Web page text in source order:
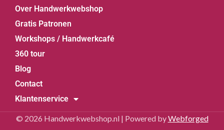
Over Handwerkwebshop
Gratis Patronen
Workshops / Handwerkcafé
360 tour
Blog
Contact
Klantenservice
© 2026 Handwerkwebshop.nl | Powered byWebforged